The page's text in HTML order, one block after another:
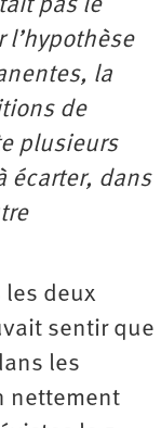
pas le
la
de
plusieurs
écarter, dans
les deux
sentir que
les
nettement